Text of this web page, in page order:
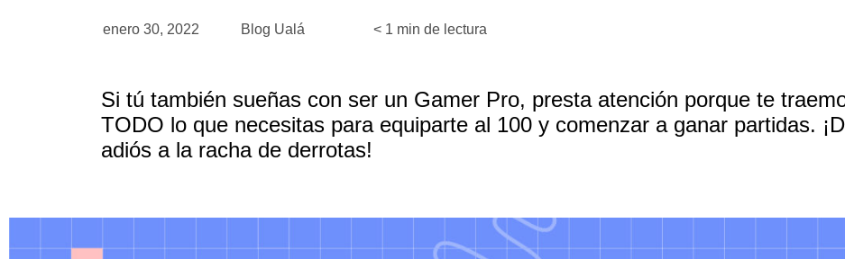
enero 30, 2022 Blog Ualá < 1 min de lectura
Si tú también sueñas con ser un Gamer Pro, presta atención porque te
TODO lo que necesitas para equiparte al 100 y comenzar a ganar partidas.
adiós a la racha de derrotas!